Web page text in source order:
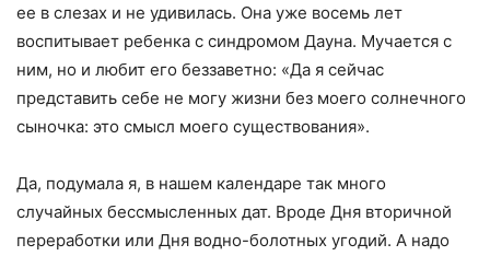
ее в слезах и не удивилась. Она уже восемь лет
воспитывает ребенка с синдромом Дауна. Мучается с
ним, но и любит его беззаветно: «Да я сейчас
представить себе не могу жизни без моего солнечного
сыночка: это смысл моего существования».
Да, подумала я, в нашем календаре так много
случайных бессмысленных дат. Вроде Дня вторичной
переработки или Дня водно-болотных угодий. А надо